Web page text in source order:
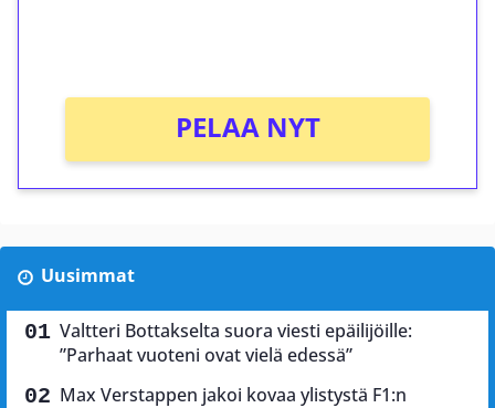
PELAA NYT
Uusimmat
Valtteri Bottakselta suora viesti epäilijöille:
”Parhaat vuoteni ovat vielä edessä”
Max Verstappen jakoi kovaa ylistystä F1:n